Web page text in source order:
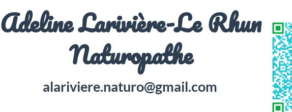
Adeline Larivière-Le Rhun
Naturopathe
alariviere.naturo@gmail.com